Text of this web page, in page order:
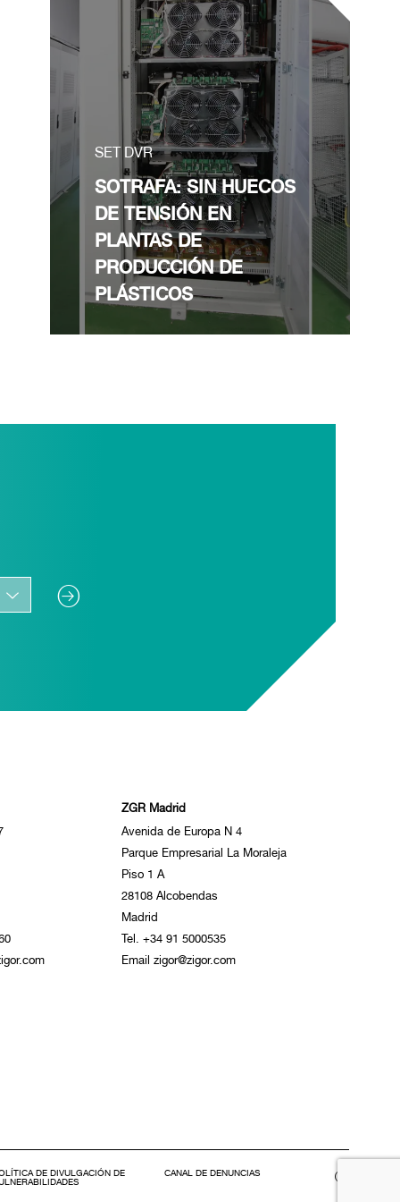
SET DVR
SOTRAFA: SIN HUECOS
DE TENSIÓN EN
PLANTAS DE
PRODUCCIÓN DE
PLÁSTICOS
ZGR Madrid
Avenida de Europa N 4
Parque Empresarial La Moraleja
Piso 1 A
28108 Alcobendas
Madrid
Tel. +34 91 5000535
Email zigor@zigor.com
DE DIVULGACIÓN DE
CANAL DE DENUNCIAS